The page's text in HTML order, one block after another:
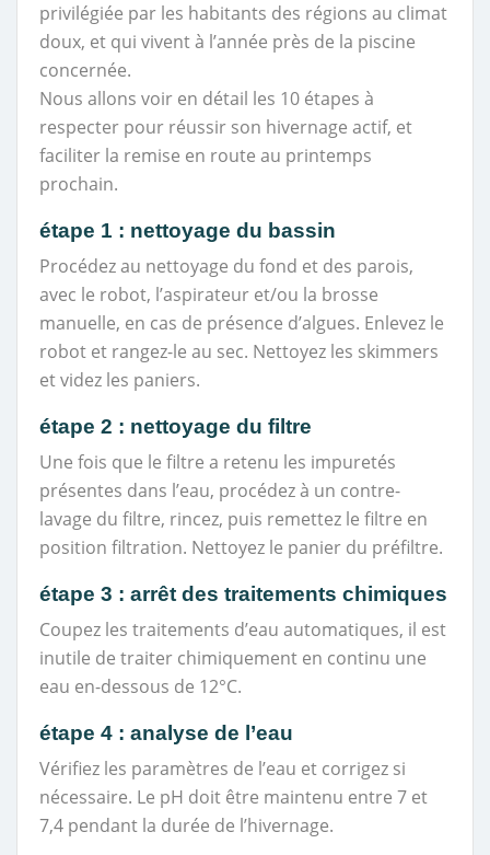
privilégiée par les habitants des régions au climat
doux, et qui vivent à l’année près de la piscine
concernée.
Nous allons voir en détail les 10 étapes à
respecter pour réussir son hivernage actif, et
faciliter la remise en route au printemps
prochain.
étape 1 : nettoyage du bassin
Procédez au nettoyage du fond et des parois,
avec le robot, l’aspirateur et/ou la brosse
manuelle, en cas de présence d’algues. Enlevez le
robot et rangez-le au sec. Nettoyez les skimmers
et videz les paniers.
étape 2 : nettoyage du filtre
Une fois que le filtre a retenu les impuretés
présentes dans l’eau, procédez à un contre-
lavage du filtre, rincez, puis remettez le filtre en
position filtration. Nettoyez le panier du préfiltre.
étape 3 : arrêt des traitements chimiques
Coupez les traitements d’eau automatiques, il est
inutile de traiter chimiquement en continu une
eau en-dessous de 12°C.
étape 4 : analyse de l’eau
Vérifiez les paramètres de l’eau et corrigez si
nécessaire. Le pH doit être maintenu entre 7 et
7,4 pendant la durée de l’hivernage.